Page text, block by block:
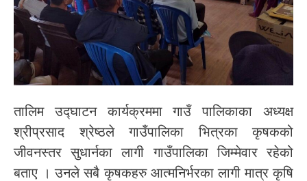
तालिम उद्घाटन कार्यक्रममा गाउँ पालिकाका अध्यक्ष
श्रीप्रसाद श्रेष्ठले गाउँपालिका भित्रका कृषकको
जीवनस्तर सुधार्नका लागी गाउँपालिका जिम्मेवार रहेको
बताए । उनले सबै कृषकहरु आत्मनिर्भरका लागी मात्र कृषि